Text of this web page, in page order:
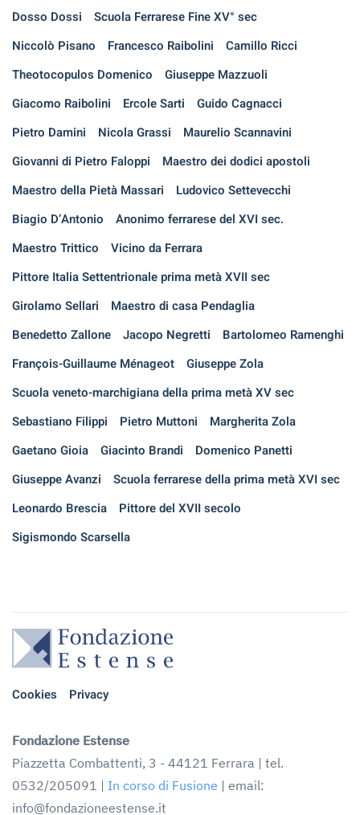
Dosso Dossi
Scuola Ferrarese Fine XV° sec
Niccolò Pisano
Francesco Raibolini
Camillo Ricci
Theotocopulos Domenico
Giuseppe Mazzuoli
Giacomo Raibolini
Ercole Sarti
Guido Cagnacci
Pietro Damini
Nicola Grassi
Maurelio Scannavini
Giovanni di Pietro Faloppi
Maestro dei dodici apostoli
Maestro della Pietà Massari
Ludovico Settevecchi
Biagio D’Antonio
Anonimo ferrarese del XVI sec.
Maestro Trittico
Vicino da Ferrara
Pittore Italia Settentrionale prima metà XVII sec
Girolamo Sellari
Maestro di casa Pendaglia
Benedetto Zallone
Jacopo Negretti
Bartolomeo Ramenghi
François-Guillaume Ménageot
Giuseppe Zola
Scuola veneto-marchigiana della prima metà XV sec
Sebastiano Filippi
Pietro Muttoni
Margherita Zola
Gaetano Gioia
Giacinto Brandi
Domenico Panetti
Giuseppe Avanzi
Scuola ferrarese della prima metà XVI sec
Leonardo Brescia
Pittore del XVII secolo
Sigismondo Scarsella
Cookies Privacy
Fondazione Estense
Piazzetta Combattenti, 3 - 44121 Ferrara | tel.
0532/205091 | In corso di Fusione | email:
info@fondazioneestense.it